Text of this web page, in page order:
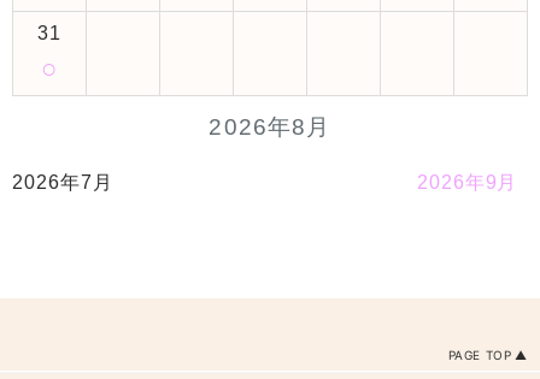
2026年8月
31
○
2026年7月 2026年9月
PAGE TOP